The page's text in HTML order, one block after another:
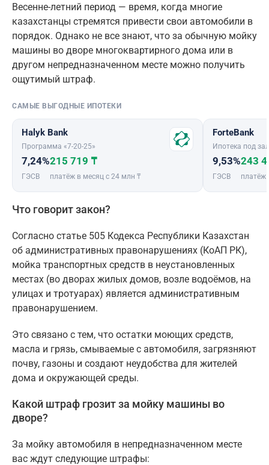
Весенне-летний период — время, когда многие
казахстанцы стремятся привести свои автомобили в
порядок. Однако не все знают, что за обычную мойку
машины во дворе многоквартирного дома или в
другом непредназначенном месте можно получить
ощутимый штраф.
САМЫЕ ВЫГОДНЫЕ ИПОТЕКИ
Halyk Bank
Программа «7-20-25»
7,24%
ГЭСВ
215 719 ₸
платёж в месяц с 24 млн ₸
ForteBank
Ипотека под
9,53%
ГЭСВ
243
платёж
Что говорит закон?
Согласно статье 505 Кодекса Республики Казахстан
об административных правонарушениях (КоАП РК),
мойка транспортных средств в неустановленных
местах (во дворах жилых домов, возле водоёмов, на
улицах и тротуарах) является административным
правонарушением.
Это связано с тем, что остатки моющих средств,
масла и грязь, смываемые с автомобиля, загрязняют
почву, газоны и создают неудобства для жителей
дома и окружающей среды.
Какой штраф грозит за мойку машины во
дворе?
За мойку автомобиля в непредназначенном месте
вас ждут следующие штрафы: